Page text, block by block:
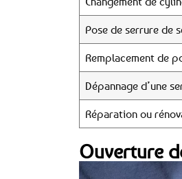
Pose de serrure de
Remplacement de
Dépannage d’une
Réparation ou
Ouverture